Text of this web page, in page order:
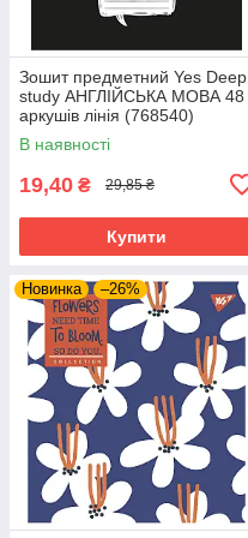
Зошит предметний Yes Deep
study АНГЛІЙСЬКА МОВА 48
аркушів лінія (768540)
В наявності
19,40 ₴ 29,85 ₴
Купити
Новинка –26%